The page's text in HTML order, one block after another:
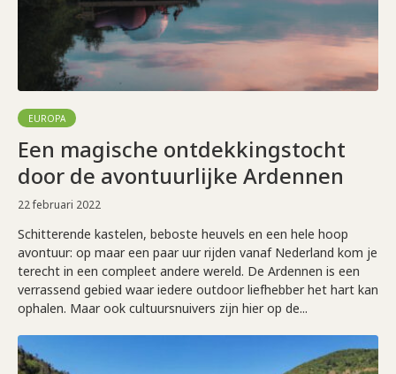
EUROPA
Een magische ontdekkingstocht
door de avontuurlijke Ardennen
22 februari 2022
Schitterende kastelen, beboste heuvels en een hele hoop
avontuur: op maar een paar uur rijden vanaf Nederland kom je
terecht in een compleet andere wereld. De Ardennen is een
verrassend gebied waar iedere outdoor liefhebber het hart kan
ophalen. Maar ook cultuursnuivers zijn hier op de...